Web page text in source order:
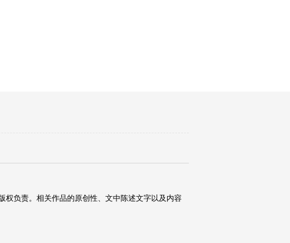
权负责。相关作品的原创性、文中陈述文字以及内容